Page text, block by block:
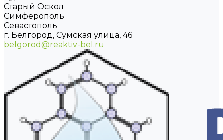
Старый Оскол
Симферополь
Севастополь
г. Белгород, Сумская улица, 46
belgorod@reaktiv-bel.ru